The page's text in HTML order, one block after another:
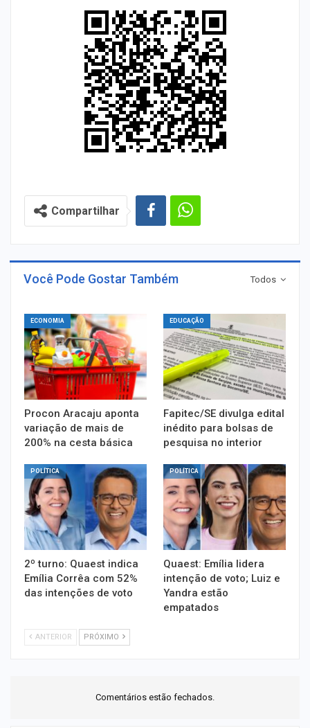
Compartilhar
Todos
Você Pode Gostar Também
ECONOMIA
Procon Aracaju aponta
variação de mais de
200% na cesta básica
EDUCAÇÃO
Fapitec/SE divulga edital
inédito para bolsas de
pesquisa no interior
POLÍTICA
2º turno: Quaest indica
Emília Corrêa com 52%
das intenções de voto
POLÍTICA
Quaest: Emília lidera
intenção de voto; Luiz e
Yandra estão
empatados
ANTERIOR PRÓXIMO
Comentários estão fechados.